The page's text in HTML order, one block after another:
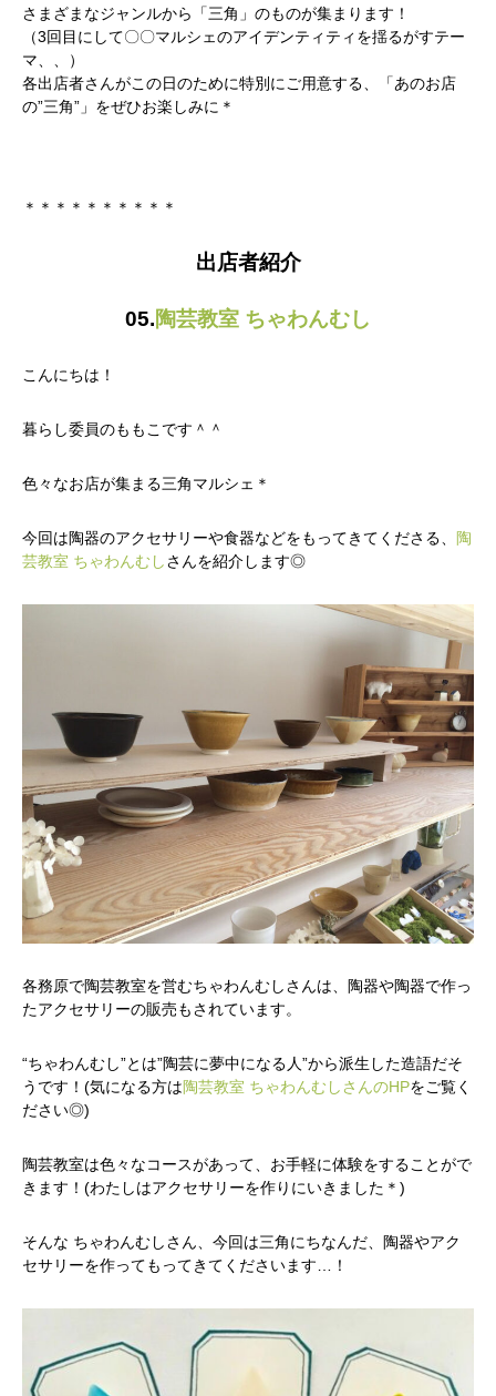
さまざまなジャンルから「三角」のものが集まります！
（3回目にして〇〇マルシェのアイデンティティを揺るがすテー
マ、、）
各出店者さんがこの日のために特別にご用意する、「あのお店
の”三角”」をぜひお楽しみに＊
＊＊＊＊＊＊＊＊＊＊
出店者紹介
05.陶芸教室 ちゃわんむし
こんにちは！
暮らし委員のももこです＾＾
色々なお店が集まる三角マルシェ＊
今回は陶器のアクセサリーや食器などをもってきてくださる、
陶
芸教室 ちゃわんむしさんを紹介します◎
各務原で陶芸教室を営むちゃわんむしさんは、陶器や陶器で作っ
たアクセサリーの販売もされています。
“ちゃわんむし”とは”陶芸に夢中になる人”から派生した造語だそ
うです！(気になる方は陶芸教室 ちゃわんむしさんのHPをご覧く
ださい◎)
陶芸教室は色々なコースがあって、お手軽に体験をすることがで
きます！(わたしはアクセサリーを作りにいきました＊)
そんな ちゃわんむしさん、今回は三角にちなんだ、陶器やアク
セサリーを作ってもってきてくださいます…！